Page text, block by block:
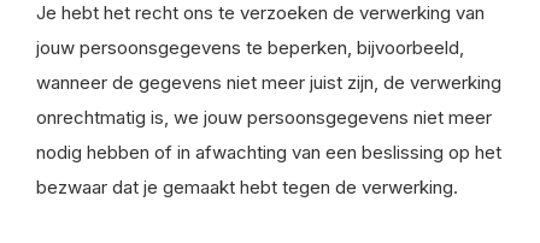
Je hebt het recht ons te verzoeken de verwerking van
jouw persoonsgegevens te beperken, bijvoorbeeld,
wanneer de gegevens niet meer juist zijn, de verwerking
onrechtmatig is, we jouw persoonsgegevens niet meer
nodig hebben of in afwachting van een beslissing op het
bezwaar dat je gemaakt hebt tegen de verwerking.